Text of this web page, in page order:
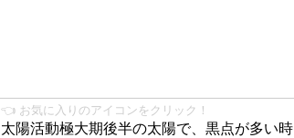
👈 お気に入りのアイコンをクリック！
太陽活動極大期後半の太陽で、黒点が多い時